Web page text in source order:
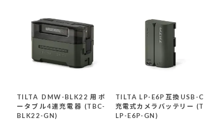
TILTA DMW-BLK22用ポ
ータブル4連充電器 (TBC-
BLK22-GN)
TILTA LP-E6P互換USB-C
充電式カメラバッテリー (T
LP-E6P-GN)